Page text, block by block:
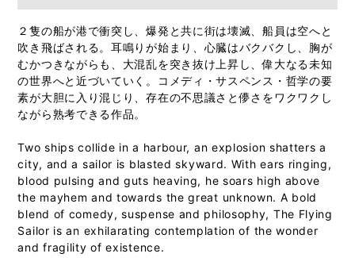
２隻の船が港で衝突し、爆発と共に街は壊滅、船員は空へと
吹き飛ばされる。耳鳴りが始まり、心臓はバクバクし、胸が
むかつきながらも、大混乱を突き抜け上昇し、偉大なる未知
の世界へと近づいていく。コメディ・サスペンス・哲学の要
素が大胆に入り混じり、存在の不思議さと儚さをワクワクし
ながら熟考できる作品。
Two ships collide in a harbour, an explosion shatters a
city, and a sailor is blasted skyward. With ears ringing,
blood pulsing and guts heaving, he soars high above
the mayhem and towards the great unknown. A bold
blend of comedy, suspense and philosophy, The Flying
Sailor is an exhilarating contemplation of the wonder
and fragility of existence.